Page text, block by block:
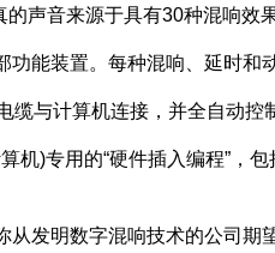
的声音来源于具有30种混响效
功能装置。每种混响、延时和
缆与计算机连接，并全自动控
机)专用的“硬件插入编程”，
从发明数字混响技术的公司